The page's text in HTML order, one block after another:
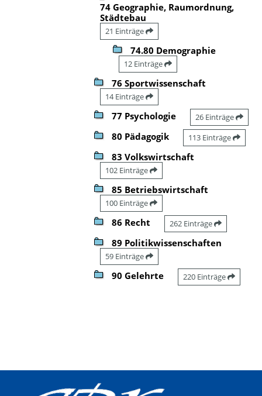
74 Geographie, Raumordnung,
Städtebau
21 Einträge
74.80 Demographie
12 Einträge
76 Sportwissenschaft
14 Einträge
77 Psychologie 26 Einträge
80 Pädagogik 113 Einträge
83 Volkswirtschaft
102 Einträge
85 Betriebswirtschaft
100 Einträge
86 Recht 262 Einträge
89 Politikwissenschaften
59 Einträge
90 Gelehrte 220 Einträge